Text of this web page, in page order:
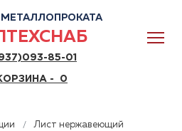
85-01
- 0
Лист нержавеющий